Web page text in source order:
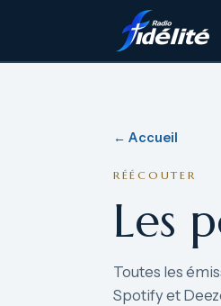
← Accueil
RÉÉCOUTER
Les
Toutes les
Spotify et